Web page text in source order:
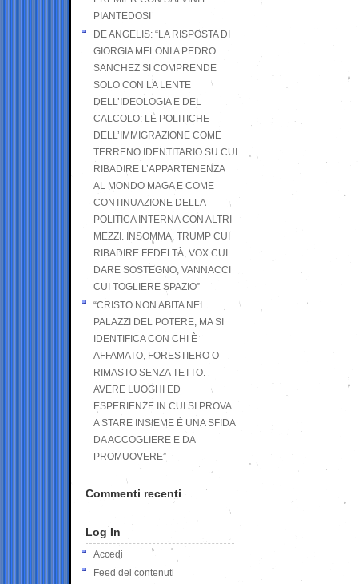
PIANTEDOSI
DE ANGELIS: “LA RISPOSTA DI
GIORGIA MELONI A PEDRO
SANCHEZ SI COMPRENDE
SOLO CON LA LENTE
DELL’IDEOLOGIA E DEL
CALCOLO: LE POLITICHE
DELL’IMMIGRAZIONE COME
TERRENO IDENTITARIO SU CUI
RIBADIRE L’APPARTENENZA
AL MONDO MAGA E COME
CONTINUAZIONE DELLA
POLITICA INTERNA CON ALTRI
MEZZI. INSOMMA, TRUMP CUI
RIBADIRE FEDELTÀ, VOX CUI
DARE SOSTEGNO, VANNACCI
CUI TOGLIERE SPAZIO”
“CRISTO NON ABITA NEI
PALAZZI DEL POTERE, MA SI
IDENTIFICA CON CHI È
AFFAMATO, FORESTIERO O
RIMASTO SENZA TETTO.
AVERE LUOGHI ED
ESPERIENZE IN CUI SI PROVA
A STARE INSIEME È UNA SFIDA
DA ACCOGLIERE E DA
PROMUOVERE”
Commenti recenti
Log In
Accedi
Feed dei contenuti